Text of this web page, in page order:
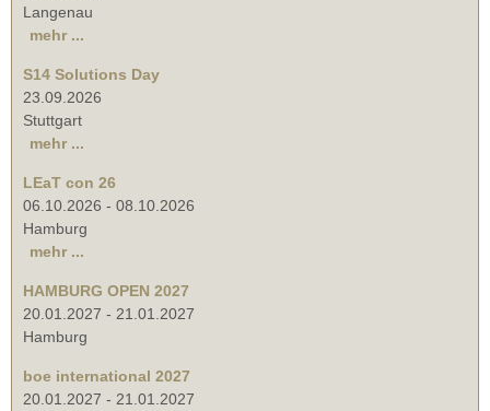
Langenau
mehr ...
S14 Solutions Day
23.09.2026
Stuttgart
mehr ...
LEaT con 26
06.10.2026 - 08.10.2026
Hamburg
mehr ...
HAMBURG OPEN 2027
20.01.2027 - 21.01.2027
Hamburg
boe international 2027
20.01.2027 - 21.01.2027